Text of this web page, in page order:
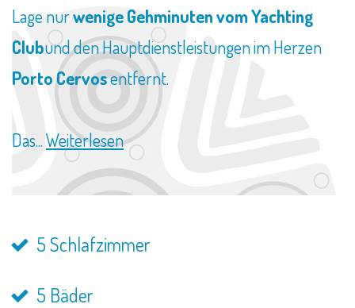
Lage nurwenige Gehminuten vom Yachting
Clubund den Hauptdienstleistungen im Herzen
Porto Cervosentfernt.
Das...Weiterlesen
5 Schlafzimmer
5 Bäder